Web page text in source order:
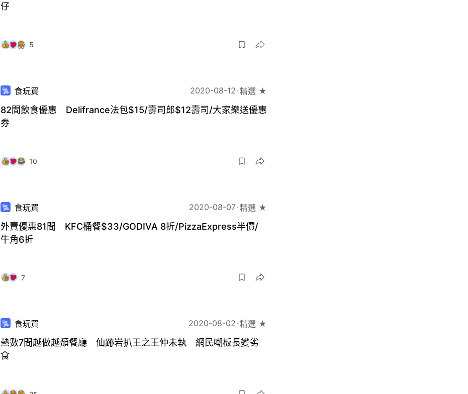
仔
5
食玩買 2020-08-12 精選 ★
82間飲食優惠 Delifrance法包$15/壽司郎$12壽司/大家樂送優惠
券
10
食玩買 2020-08-07 精選 ★
外賣優惠81間 KFC桶餐$33/GODIVA 8折/PizzaExpress半價/
牛角6折
7
食玩買 2020-08-02 精選 ★
熱數7間越做越頹餐廳 仙跡岩扒王之王仲未執 網民嘲板長變劣
食